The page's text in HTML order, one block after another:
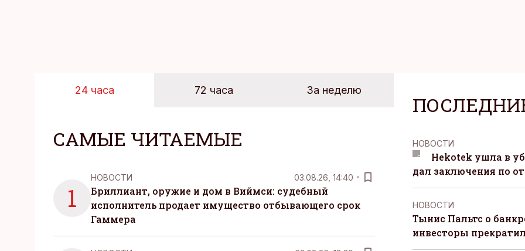
24 часа 72 часа За неделю
САМЫЕ ЧИТАЕМЫЕ
1
НОВОСТИ 03.08.26, 14:40
Бриллиант, оружие и дом в Виймси: судебный
исполнитель продает имущество отбывающего срок
Гаммера
НОВОСТИ
Hekotek ушла в
дал заключения по
НОВОСТИ
Тынис Пальтс о
инвесторы